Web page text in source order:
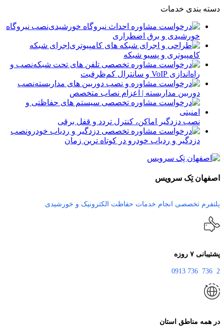
دسته بندی خدمات
نصب نیروگاه
خورشیدی و برق اضطراری
اجرای شبکه
کامپیوتری و پسیو شبکه
نصب و
راه‌اندازی VoIP و سانترال کم‌ظرفیت
نصب
دوربین مداربسته | اعزام نصاب متخصص
نصب دزدگیر اماکن، کنترل تردد و قفل برقی
نصب
دزدگیر و ردیاب خودرو در کوتاه ترین زمان
اصفهان تِک سرویس
پلتفرم تخصصی انجام خدمات حفاظت الکترونیک و خورشیدی
پشتیبانی ۷ روزه
2 736 736 0913
در همه مناطق استان